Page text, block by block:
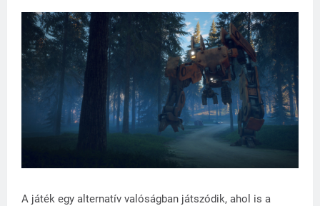
A játék egy alternatív valóságban játszódik, ahol is a